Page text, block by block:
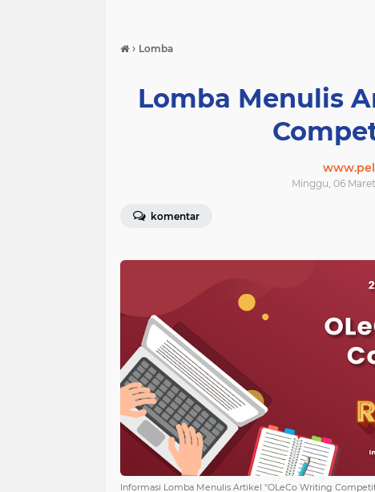
› Lomba
Lomba Menulis
Minggu, 06
komentar
Informasi Lomba Menulis Artikel "OLeCo Writing